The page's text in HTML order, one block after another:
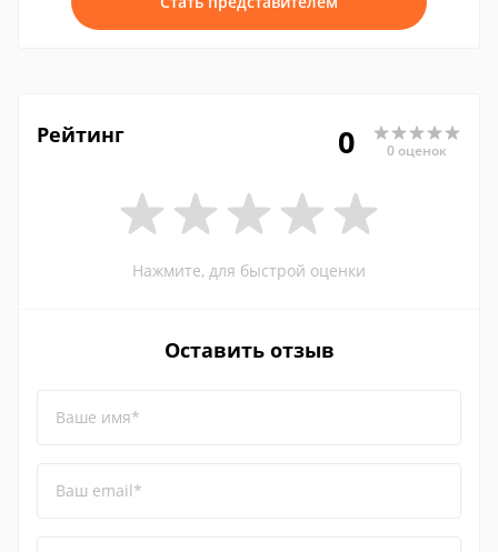
Рейтинг 0 0 оценок
Нажмите, для быстрой оценки
Оставить отзыв
Ваше имя*
Ваш email*